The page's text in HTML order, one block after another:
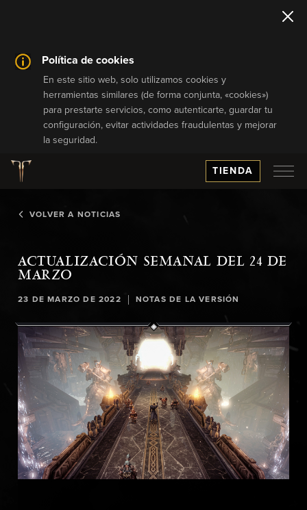
Política de cookies
En este sitio web, solo utilizamos cookies y
herramientas similares (de forma conjunta, «cookies»)
para prestarte servicios, como autenticarte, guardar tu
configuración, evitar actividades fraudulentas y mejorar
la seguridad.
TIENDA
VOLVER A NOTICIAS
ACTUALIZACIÓN SEMANAL DEL 24 DE
MARZO
23 DE MARZO DE 2022 | NOTAS DE LA VERSIÓN